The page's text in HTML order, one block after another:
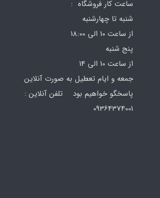
ساعت کار فروشگاه :
شنبه تا چهارشنبه
از ساعت 10 الی 18:00
پنج شنبه
از ساعت 10 الی 14
جمعه و ایام تعطیل به صورت آنلاین
پاسخگو خواهیم بود تلفن آنلاین :